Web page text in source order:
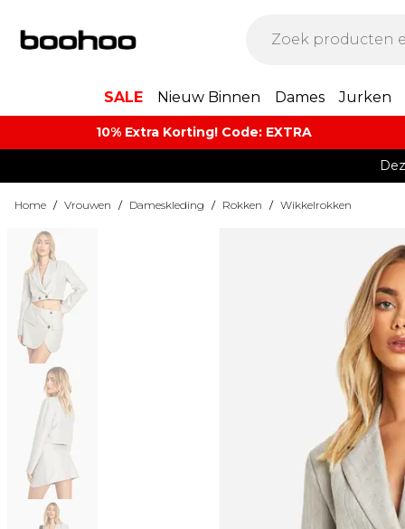
SALE Nieuw Binnen Dames Jurken
10% Extra Korting! Code: EXTRA​
Home / Vrouwen / Dameskleding / Rokken / Wikkelrokken